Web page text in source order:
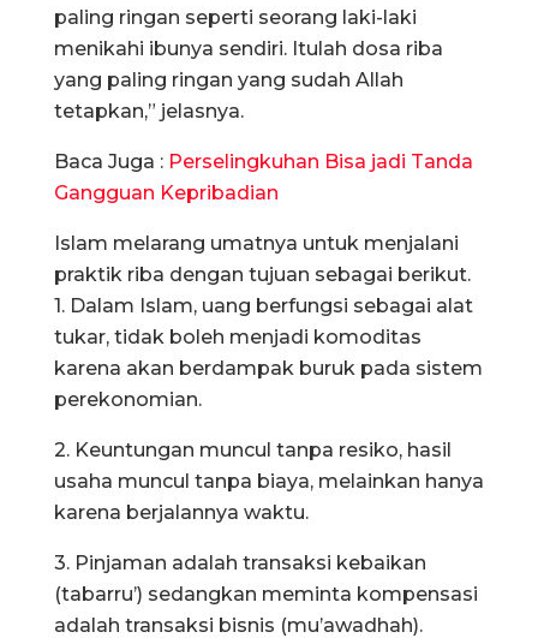
paling ringan seperti seorang laki-laki
menikahi ibunya sendiri. Itulah dosa riba
yang paling ringan yang sudah Allah
tetapkan,” jelasnya.
Baca Juga : Perselingkuhan Bisa jadi Tanda
Gangguan Kepribadian
Islam melarang umatnya untuk menjalani
praktik riba dengan tujuan sebagai berikut.
1. Dalam Islam, uang berfungsi sebagai alat
tukar, tidak boleh menjadi komoditas
karena akan berdampak buruk pada sistem
perekonomian.
2. Keuntungan muncul tanpa resiko, hasil
usaha muncul tanpa biaya, melainkan hanya
karena berjalannya waktu.
3. Pinjaman adalah transaksi kebaikan
(tabarru’) sedangkan meminta kompensasi
adalah transaksi bisnis (mu’awadhah).